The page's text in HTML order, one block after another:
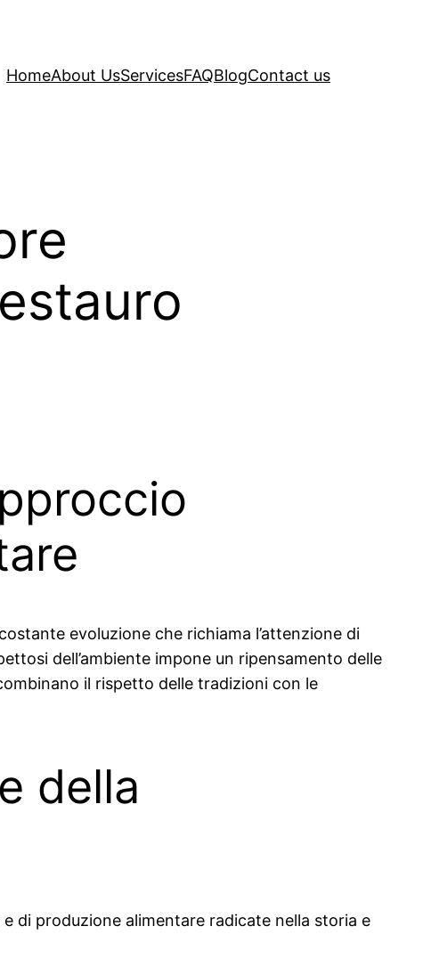
HomeAbout UsServicesFAQBlogContact us
evoluzione che richiama l’attenzione di
dell’ambiente impone un ripensamento delle
il rispetto delle tradizioni con le
della
di produzione alimentare radicate nella storia e